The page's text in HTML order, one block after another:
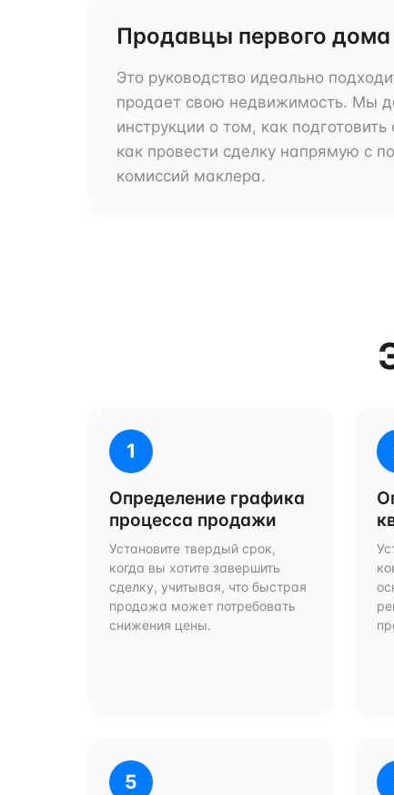
Продавцы первого дома
Это руководство идеально
продает свою недвижимость. Мы
инструкции о том, как
как провести сделку напрямую с
комиссий маклера.
1
Определение графика
процесса продажи
Установите твердый срок,
когда вы хотите завершить
сделку, учитывая, что быстрая
продажа может потребовать
снижения цены.
5